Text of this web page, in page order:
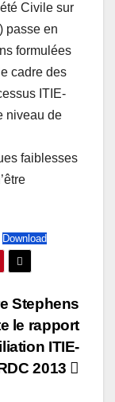
Civile sur
passe en
formulées
cadre des
ITIE-
niveau de
faiblesses
Download
Stephens
le rapport
ITIE-
2013